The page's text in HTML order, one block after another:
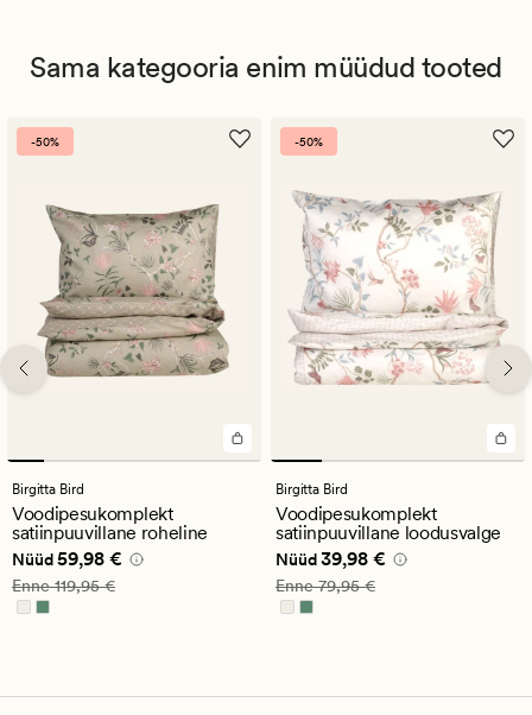
Sama kategooria enim müüdud tooted
-50%
Birgitta Bird
Voodipesukomplekt
satiinpuuvillane roheline
Nåværende pris_ee
Nüüd59,98 €
Vanlig pris_ee
Enne119,95 €
-50%
Birgitta Bird
Voodipesukomplekt
satiinpuuvillane loodusvalge
Nåværende pris_ee
Nüüd39,98 €
Vanlig pris_ee
Enne79,95 €